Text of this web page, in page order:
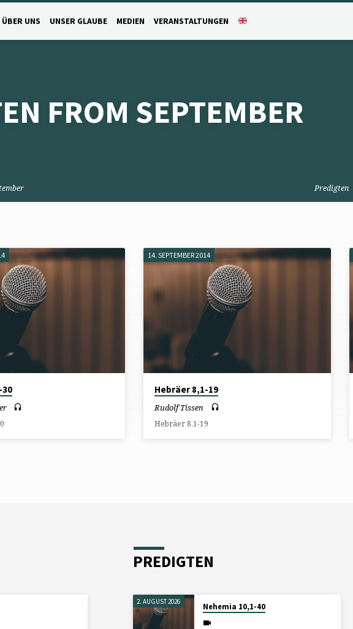
ÜBER UNS UNSER GLAUBE MEDIEN VERANSTALTUNGEN
FROM SEPTEMBER
Predigten
30
14. SEPTEMBER 2014
Hebräer 8,1-19
Rudolf Tissen
Hebräer 8,1-19
PREDIGTEN
2. AUGUST 2026
Nehemia 10,1-40